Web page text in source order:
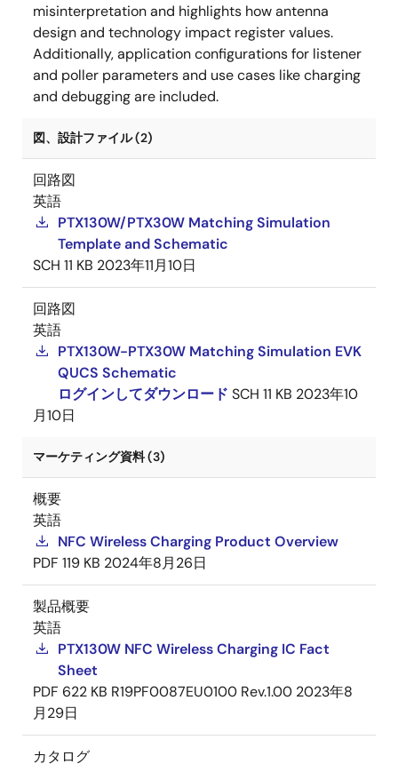
misinterpretation and highlights how antenna
design and technology impact register values.
Additionally, application configurations for listener
and poller parameters and use cases like charging
and debugging are included.
図、設計ファイル (2)
回路図
英語
PTX130W/PTX30W Matching Simulation
Template and Schematic
SCH 11 KB 2023年11月10日
回路図
英語
PTX130W-PTX30W Matching Simulation EVK
QUCS Schematic
ログインしてダウンロード SCH 11 KB 2023年10
月10日
マーケティング資料 (3)
概要
英語
NFC Wireless Charging Product Overview
PDF 119 KB 2024年8月26日
製品概要
英語
PTX130W NFC Wireless Charging IC Fact
Sheet
PDF 622 KB R19PF0087EU0100 Rev.1.00 2023年8
月29日
カタログ